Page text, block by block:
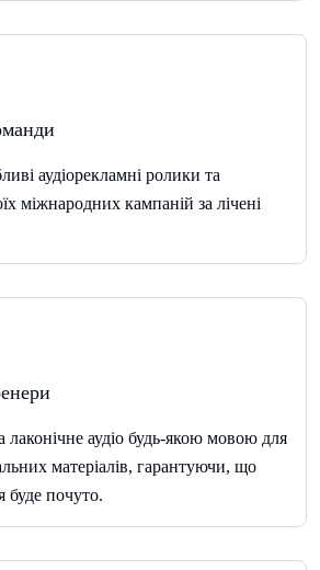
аудіорекламні ролики та
міжнародних кампаній за лічені
лаконічне аудіо будь-якою мовою для
матеріалів, гарантуючи, що
буде почуто.